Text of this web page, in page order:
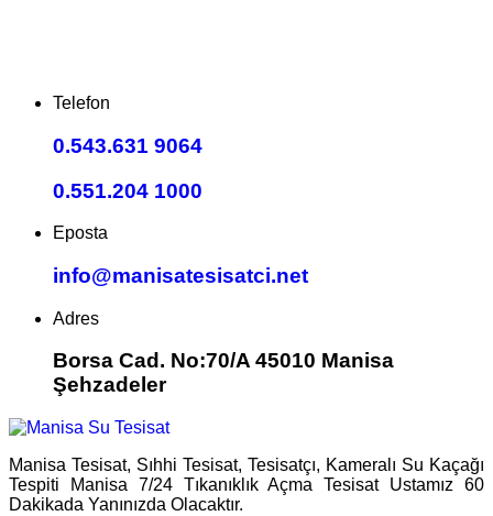
Telefon
0.543.631 9064
0.551.204 1000
Eposta
info@manisatesisatci.net
Adres
Borsa Cad. No:70/A 45010 Manisa
Şehzadeler
Manisa Tesisat, Sıhhi Tesisat, Tesisatçı, Kameralı Su Kaçağı
Tespiti Manisa 7/24 Tıkanıklık Açma Tesisat Ustamız 60
Dakikada Yanınızda Olacaktır.